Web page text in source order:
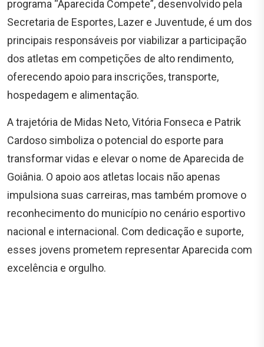
programa “Aparecida Compete”, desenvolvido pela
Secretaria de Esportes, Lazer e Juventude, é um dos
principais responsáveis por viabilizar a participação
dos atletas em competições de alto rendimento,
oferecendo apoio para inscrições, transporte,
hospedagem e alimentação.
A trajetória de Midas Neto, Vitória Fonseca e Patrik
Cardoso simboliza o potencial do esporte para
transformar vidas e elevar o nome de Aparecida de
Goiânia. O apoio aos atletas locais não apenas
impulsiona suas carreiras, mas também promove o
reconhecimento do município no cenário esportivo
nacional e internacional. Com dedicação e suporte,
esses jovens prometem representar Aparecida com
excelência e orgulho.